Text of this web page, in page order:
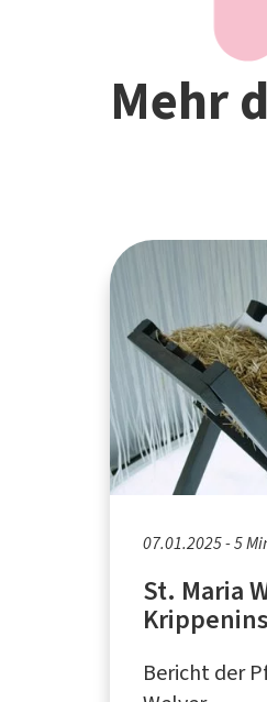
Mehr
07.01.2025 - 5
St. Maria
Hamm
Bericht der